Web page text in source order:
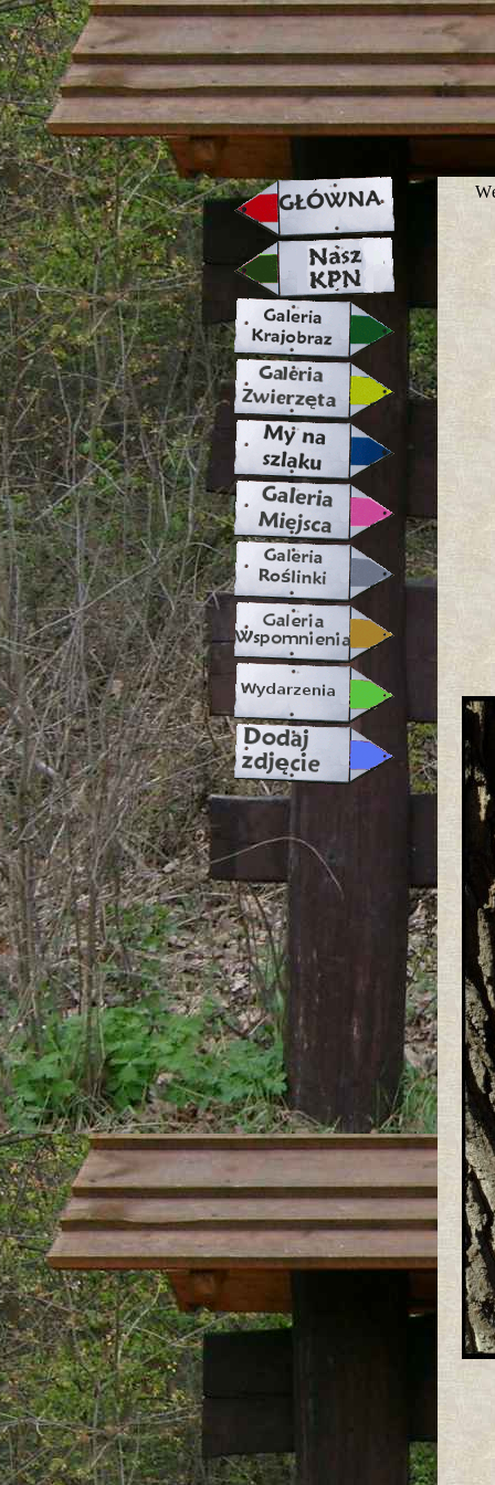
strona w naprawie zapraszamy